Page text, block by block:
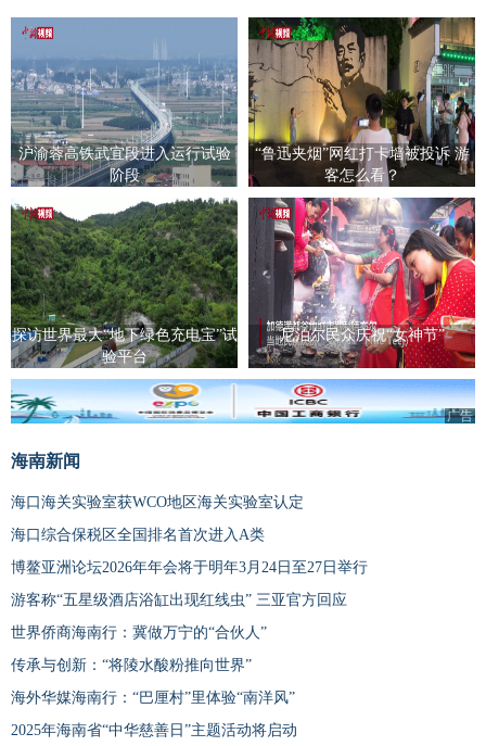
沪渝蓉高铁武宜段进入运行试验
阶段
“鲁迅夹烟”网红打卡墙被投诉 游
客怎么看？
探访世界最大“地下绿色充电宝”试
验平台
尼泊尔民众庆祝“女神节”
广告
海南新闻
海口海关实验室获WCO地区海关实验室认定
海口综合保税区全国排名首次进入A类
博鳌亚洲论坛2026年年会将于明年3月24日至27日举行
游客称“五星级酒店浴缸出现红线虫” 三亚官方回应
世界侨商海南行：冀做万宁的“合伙人”
传承与创新：“将陵水酸粉推向世界”
海外华媒海南行：“巴厘村”里体验“南洋风”
2025年海南省“中华慈善日”主题活动将启动